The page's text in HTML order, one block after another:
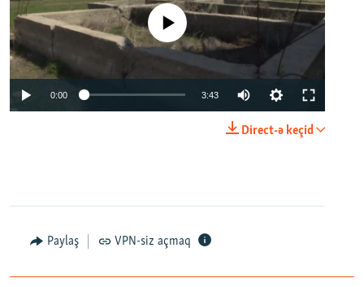
No media source currently available
0:00 3:43
Direct-ə keçid
Paylaş VPN-siz açmaq